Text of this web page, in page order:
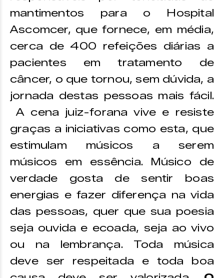
mantimentos para o Hospital
Ascomcer, que fornece, em média,
cerca de 400 refeições diárias a
pacientes em tratamento de
câncer, o que tornou, sem dúvida, a
jornada destas pessoas mais fácil.
A cena juiz-forana vive e resiste
graças a iniciativas como esta, que
estimulam músicos a serem
músicos em essência. Músico de
verdade gosta de sentir boas
energias e fazer diferença na vida
das pessoas, quer que sua poesia
seja ouvida e ecoada, seja ao vivo
ou na lembrança. Toda música
deve ser respeitada e toda boa